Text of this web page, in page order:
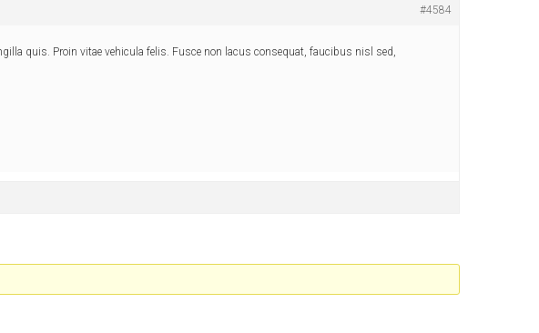
#4584
quis. Proin vitae vehicula felis. Fusce non lacus consequat, faucibus nisl sed,